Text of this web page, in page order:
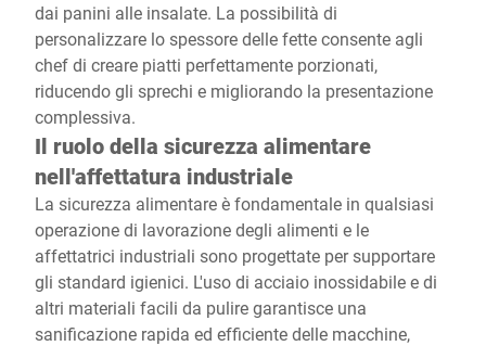
dai panini alle insalate. La possibilità di
personalizzare lo spessore delle fette consente agli
chef di creare piatti perfettamente porzionati,
riducendo gli sprechi e migliorando la presentazione
complessiva.
Il ruolo della sicurezza alimentare
nell'affettatura industriale
La sicurezza alimentare è fondamentale in qualsiasi
operazione di lavorazione degli alimenti e le
affettatrici industriali sono progettate per supportare
gli standard igienici. L'uso di acciaio inossidabile e di
altri materiali facili da pulire garantisce una
sanificazione rapida ed efficiente delle macchine,